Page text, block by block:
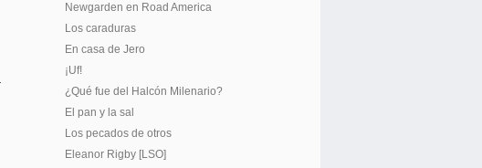
Newgarden en Road America
Los caraduras
En casa de Jero
¡Uf!
¿Qué fue del Halcón Milenario?
El pan y la sal
Los pecados de otros
Eleanor Rigby [LSO]